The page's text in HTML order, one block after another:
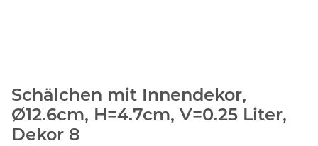
Schälchen mit Innendekor,
Ø12.6cm, H=4.7cm, V=0.25 Liter,
Dekor 8